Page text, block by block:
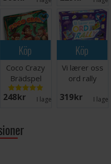
2
Köp
Coco Crazy
Brädspel
248 SEK I lager: 7
Köp
Vi lærer oss
ord rally
319 SEK I